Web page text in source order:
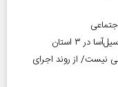
نیست/ از روند اجرای